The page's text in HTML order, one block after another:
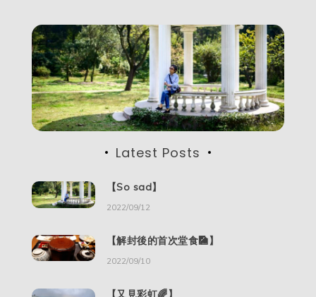
页
Latest Posts
【So sad】
2022/09/12
【解封後的首次堂食🎑】
2022/09/10
【又見彩虹🌈】